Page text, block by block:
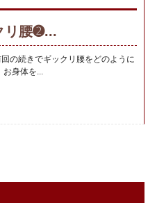
腰➋...
の続きでギックリ腰をどのように
お身体を...